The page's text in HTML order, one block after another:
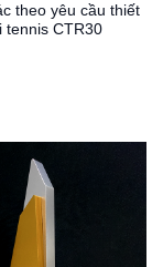
theo yêu cầu thiết
tennis CTR30